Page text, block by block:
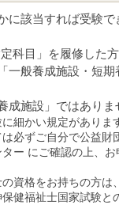
に該当すれば受験で
科目」を履修した方
一般養成施設・短
成施設」ではありま
細かい規定がありま
必ずご自分で公益財
ー にご確認の上、
資格をお持ちの方は
健福祉士国家試験と